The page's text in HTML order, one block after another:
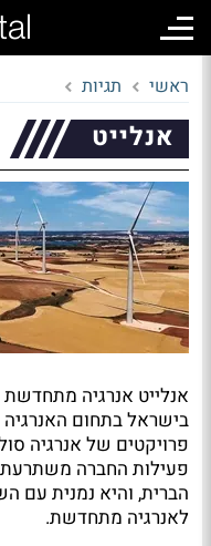
ראשי תגיות
אנלייט
אנלייט אנרגיה
בישראל בתחום האנרגיה
פרויקטים של אנרגיה
פעילות החברה משתרעת
הברית, והיא נמנית עם
לאנרגיה מתחדשת.